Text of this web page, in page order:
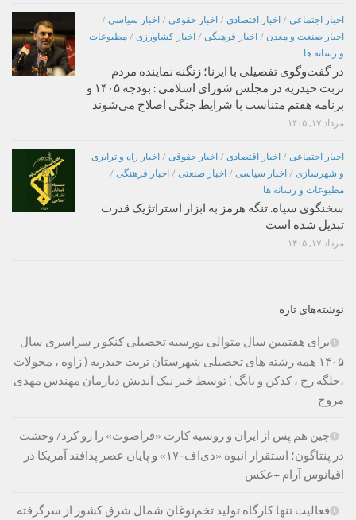
اخبار اجتماعی / اخبار اقتصادی / اخبار حقوقی / اخبار سیاسی /
اخبار صنعت و معدن / اخبار فرهنگی / اخبار کشاورزی / مطبوعات
و رسانه ها
در گفت‌وگوی تفصیلی با ایرنا؛ زنگنه نماینده مردم
تربت حیدریه در مجلس شورای اسلامی : بودجه ۱۴۰۵ و
برنامه هفتم متناسب با شرایط جنگی اصلاح می‌شوند
مرداد ۱۷, ۱۴۰۵
اخبار اجتماعی / اخبار اقتصادی / اخبار حقوقی / اخبار راه و ترابری
و شهرسازی / اخبار سیاسی / اخبار صنعتی / اخبار فرهنگی /
مطبوعات و رسانه ها
سخنگوی سپاه: تنگه هرمز به ابزار استراتژیک قدرت
تبدیل شده است
مرداد ۱۷, ۱۴۰۵
نوشته‌های تازه
برای هفتمین سال متوالی بورسیه تحصیلی کنکو ر سراسری سال
۱۴۰۵ همه رشته های تحصیلی شهرستان تربت حیدریه ( زاوه ، محولات
،جلگه رخ ، کدکن و بایگ ) توسط خیر نیک اندیش دیارمان مهندس مهدی
مروج
چین هم پس از ایران و روسیه کارت «فراصوت» را رو کرد/ وحشت
در پنتاگون؛ استقرار انبوه «دی‌اف‑۱۷» و پایان عصر پدافند آمریکا در
اقیانوس آرام +عکس
فعالیت تنها کارگاه تولید تخم‌نوغان شمال شرق کشور از سرگرفته